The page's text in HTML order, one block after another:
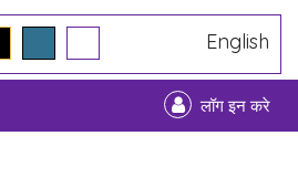
English
लॉग इन करे